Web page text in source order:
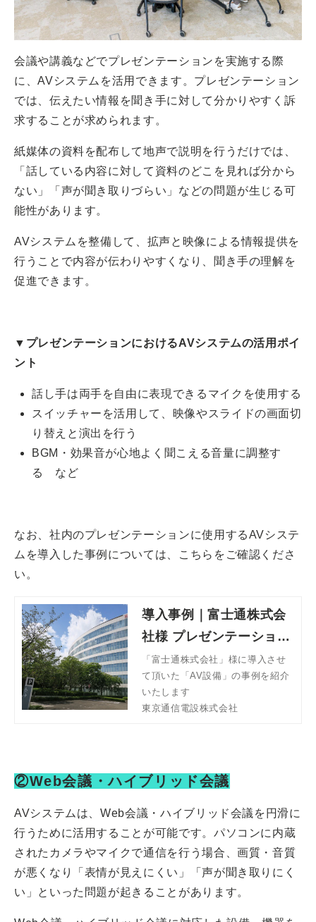
会議や講義などでプレゼンテーションを実施する際
に、AVシステムを活用できます。プレゼンテーション
では、伝えたい情報を聞き手に対して分かりやすく訴
求することが求められます。
紙媒体の資料を配布して地声で説明を行うだけでは、
「話している内容に対して資料のどこを見れば分から
ない」「声が聞き取りづらい」などの問題が生じる可
能性があります。
AVシステムを整備して、拡声と映像による情報提供を
行うことで内容が伝わりやすくなり、聞き手の理解を
促進できます。
▼プレゼンテーションにおけるAVシステムの活用ポイ
ント
話し手は両手を自由に表現できるマイクを使用する
スイッチャーを活用して、映像やスライドの画面切
り替えと演出を行う
BGM・効果音が心地よく聞こえる音量に調整す
る など
なお、社内のプレゼンテーションに使用するAVシステ
ムを導入した事例については、こちらをご確認くださ
い。
導入事例｜富士通株式会
社様 プレゼンテーション
ルーム AV設備【東京通
信電設株式会社】
「富士通株式会社」様に導入させ
て頂いた「AV設備」の事例を紹介
いたします
東京通信電設株式会社
②Web会議・ハイブリッド会議
AVシステムは、Web会議・ハイブリッド会議を円滑に
行うために活用することが可能です。パソコンに内蔵
されたカメラやマイクで通信を行う場合、画質・音質
が悪くなり「表情が見えにくい」「声が聞き取りにく
い」といった問題が起きることがあります。